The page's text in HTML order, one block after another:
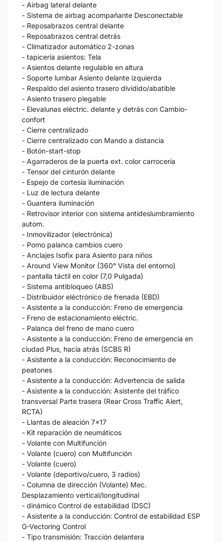
- Airbag lateral delante
- Sistema de airbag acompañante Desconectable
- Reposabrazos central delante
- Reposabrazos central detrás
- Climatizador automático 2-zonas
- tapicería asientos: Tela
- Asientos delante regulable en altura
- Soporte lumbar Asiento delante izquierda
- Respaldo del asiento trasero dividido/abatible
- Asiento trasero plegable
- Elevalunas eléctric. delante y detrás con Cambio-
confort
- Cierre centralizado
- Cierre centralizado con Mando a distancia
- Botón-start-stop
- Agarraderos de la puerta ext. color carrocería
- Tensor del cinturón delante
- Espejo de cortesía iluminación
- Luz de lectura delante
- Guantera iluminación
- Retrovisor interior con sistema antideslumbramiento
autom.
- Inmovilizador (electrónica)
- Pomo palanca cambios cuero
- Anclajes Isofix para Asiento para niños
- Around View Monitor (360° Vista del entorno)
- pantalla táctil en color (7,0 Pulgada)
- Sistema antibloqueo (ABS)
- Distribuidor eléctrónico de frenada (EBD)
- Asistente a la conducción: Freno de emergencia
- Freno de estacionamiento eléctric.
- Palanca del freno de mano cuero
- Asistente a la conducción: Freno de emergencia en
ciudad Plus, hacia atrás (SCBS R)
- Asistente a la conducción: Reconocimiento de
peatones
- Asistente a la conducción: Advertencia de salida
- Asistente a la conducción: Asistente del tráfico
transversal Parte trasera (Rear Cross Traffic Alert,
RCTA)
- Llantas de aleación 7x17
- Kit reparación de neumáticos
- Volante con Multifunción
- Volante (cuero) con Multifunción
- Volante (cuero)
- Volante (deportivo/cuero, 3 radios)
- Columna de dirección (Volante) Mec.
Desplazamiento vertical/longitudinal
- dinámico Control de estabilidad (DSC)
- Asistente a la conducción: Control de estabilidad ESP
G-Vectoring Control
- Tipo transmisión: Tracción delantera